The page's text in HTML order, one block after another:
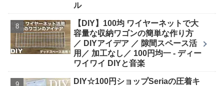
ル
【DIY】100均 ワイヤーネットで大
容量な収納ワゴンの簡単な作り方
／ DIYアイデア ／ 隙間スペース活
用／ 加工なし／ 100円均一 - ディー
ワイワイ DIYと音楽
DIY☆100円ショップSeriaの圧着キ